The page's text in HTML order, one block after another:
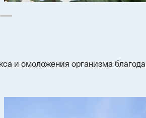
и омоложения организма